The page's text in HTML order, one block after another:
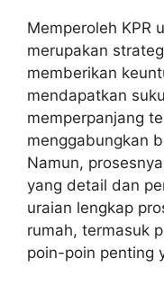
Memperoleh KPR
merupakan
memberikan
mendapatkan
memperpanjang
menggabungkan
Namun,
yang detail dan
uraian lengkap
rumah, termasuk
poin-poin penting